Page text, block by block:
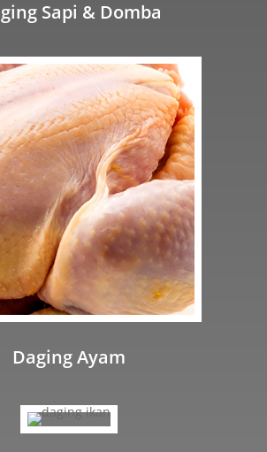
Sapi & Domba
Daging Ayam